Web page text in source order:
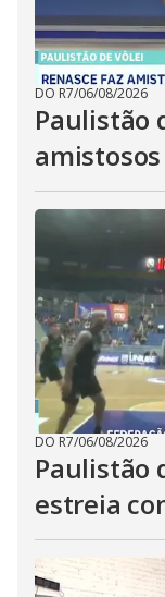
DO R7/06/08/2026
Paulistão
DO R7/06/08/2026
Paulistão
estreia